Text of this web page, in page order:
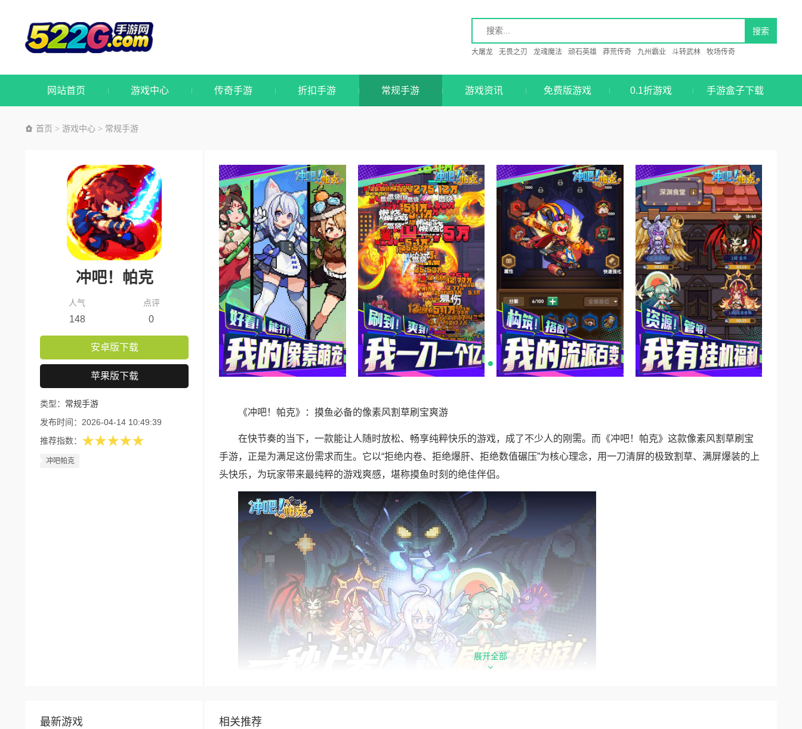
大屠龙 无畏之刃 龙魂魔法 顽石英雄 莽荒传奇 九州霸业 斗转武林 牧场传奇
网站首页 游戏中心 传奇手游 折扣手游 常规手游 游戏资讯 免费版游戏 0.1折游戏 手游盒子下载
首页 > 游戏中心 > 常规手游
冲吧！帕克
人气
148
点评
0
安卓版下载
苹果版下载
类型： 常规手游
发布时间： 2026-04-14 10:49:39
推荐指数： ★★★★★
冲吧帕克
《冲吧！帕克》：摸鱼必备的像素风割草刷宝爽游
在快节奏的当下，一款能让人随时放松、畅享纯粹快乐的游戏，成了不少人的刚需。而《冲吧！帕克》这款像素风割草刷宝
手游，正是为满足这份需求而生。它以“拒绝内卷、拒绝爆肝、拒绝数值碾压”为核心理念，用一刀清屏的极致割草、满屏爆装的上
头快乐，为玩家带来最纯粹的游戏爽感，堪称摸鱼时刻的绝佳伴侣。
展开全部
最新游戏 相关推荐